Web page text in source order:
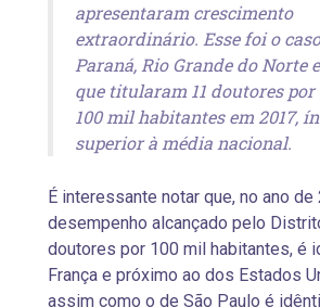
apresentaram crescimento
extraordinário. Esse foi o
Paraná, Rio Grande do Norte
que titularam 11 doutores por
100 mil habitantes em 2017,
superior à média nacional.
É interessante notar que, no ano de
desempenho alcançado pelo
doutores por 100 mil habitantes, é
França e próximo ao dos Estados
assim como o de São Paulo é